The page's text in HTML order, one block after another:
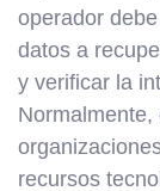
operador
datos a
y verificar la
recursos